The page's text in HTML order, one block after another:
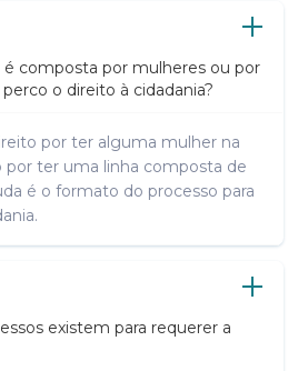
é composta por mulheres ou por
o direito à cidadania?
por ter alguma mulher na
por ter uma linha composta de
é o formato do processo para
existem para requerer a